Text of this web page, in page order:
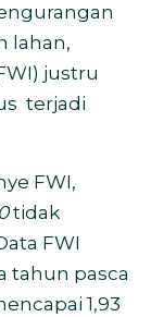
lahan,
justru
terjadi
FWI,
tidak
FWI
tahun pasca
1,93